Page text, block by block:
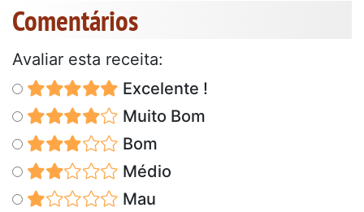
Comentários
Avaliar esta receita:
Excelente !
Muito Bom
Bom
Médio
Mau